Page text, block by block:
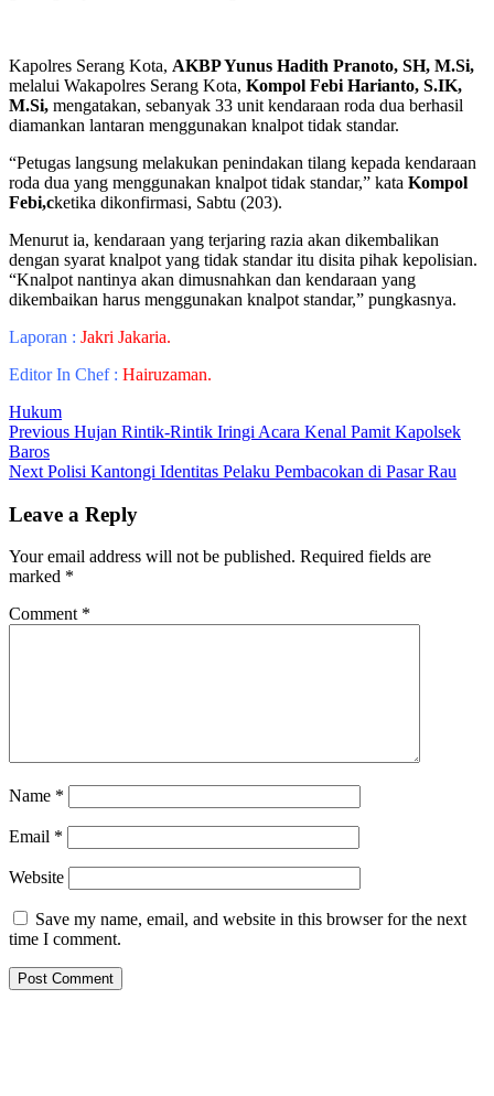
Kapolres Serang Kota, AKBP Yunus Hadith Pranoto, SH, M.Si,
melalui Wakapolres Serang Kota, Kompol Febi Harianto, S.IK,
M.Si, mengatakan, sebanyak 33 unit kendaraan roda dua berhasil
diamankan lantaran menggunakan knalpot tidak standar.
“Petugas langsung melakukan penindakan tilang kepada kendaraan
roda dua yang menggunakan knalpot tidak standar,” kata Kompol
Febi,cketika dikonfirmasi, Sabtu (203).
Menurut ia, kendaraan yang terjaring razia akan dikembalikan
dengan syarat knalpot yang tidak standar itu disita pihak kepolisian.
“Knalpot nantinya akan dimusnahkan dan kendaraan yang
dikembaikan harus menggunakan knalpot standar,” pungkasnya.
Laporan : Jakri Jakaria.
Editor In Chef : Hairuzaman.
Hukum
Post
navigation
Previous Previous
Hujan Rintik-Rintik Iringi Acara Kenal Pamit Kapolsek
Baros
Next Next
Polisi Kantongi Identitas Pelaku Pembacokan di Pasar Rau
Leave a Reply
Your email address will not be published. Required fields are
marked *
Comment *
Name *
Email *
Website
Save my name, email, and website in this browser for the next
time I comment.